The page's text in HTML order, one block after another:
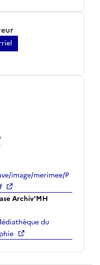
image/merimee/P
Archiv'MH
du